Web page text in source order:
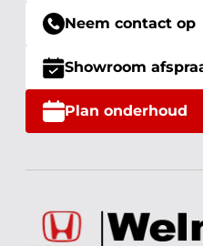
Neem contact op
Showroom
Plan onderhoud